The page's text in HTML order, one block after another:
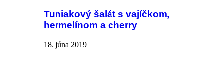
Tuniakový šalát s vajíčkom,
hermelínom a cherry
18. júna 2019